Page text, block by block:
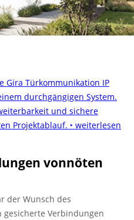
Gira Türkommunikation IP
durchgängigen System.
und sichere
Projektablauf. ‣ weiterlesen
vonnöten
der Wunsch des
Verbindungen